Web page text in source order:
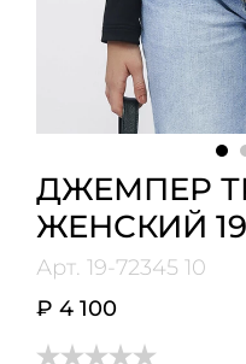
ДЖЕМПЕР
ЖЕНСКИЙ
Арт. 19-72345 10
₽ 4 100